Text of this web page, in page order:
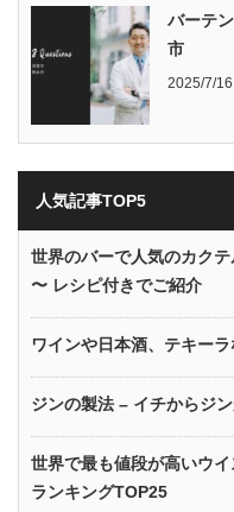
バーテ
市
2025/7/16
人気記事TOP5
世界のバーで人気のカク
〜 レシピ付きでご紹介
ワインや日本酒、テキー
ジンの製法 – イチからジ
世界で最も値段が高いウ
ランキングTOP25